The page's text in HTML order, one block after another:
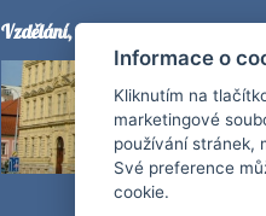
Vzdělání, sebevědomí, slušnost
Informace o
Kliknutím na
marketingové
používání stránek,
Své preference
cookie.